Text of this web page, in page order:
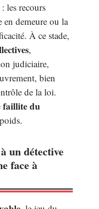
les recours
en demeure ou la
À ce stade,
,
judiciaire,
bien
de la loi.
faillite du
un détective
face à